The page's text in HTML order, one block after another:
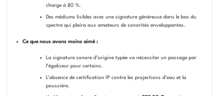
charge à 80 %.
Des médiums lisibles avec une signature généreuse dans le bas du
spectre qui plaira aux amateurs de sonorités enveloppantes.
Ce que nous avons moins aimé :
La signature sonore d’origine typée va nécessiter un passage par
l’égaliseur pour certains.
L’absence de certification IP contre les projections d’eau et la
poussière.